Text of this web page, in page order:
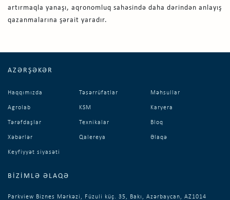
artırmaqla yanaşı, aqronomluq sahəsində daha dərindən anlayış
qazanmalarına şərait yaradır.
AZƏRŞƏKƏR
Haqqımızda Təsərrüfatlar Məhsullar
Agrolab KSM Karyera
Tərəfdaşlar Texnikalar Bloq
Xəbərlər Qalereya Əlaqə
Keyfiyyət siyasəti
BIZIMLƏ ƏLAQƏ
Parkview Biznes Mərkəzi, Füzuli küç. 35, Bakı, Azərbaycan, AZ1014